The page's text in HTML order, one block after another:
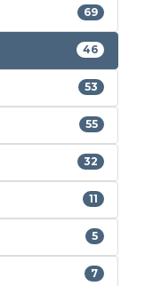
69
46
53
55
32
11
5
7